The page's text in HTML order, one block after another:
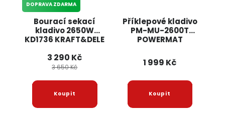
Bourací sekací
kladivo 2650W
KD1736 KRAFT&DELE
DOPRAVA ZDARMA
3 290 Kč
3 650 Kč
Příklepové kladivo
PM-MU-2600T
POWERMAT
1 999 Kč